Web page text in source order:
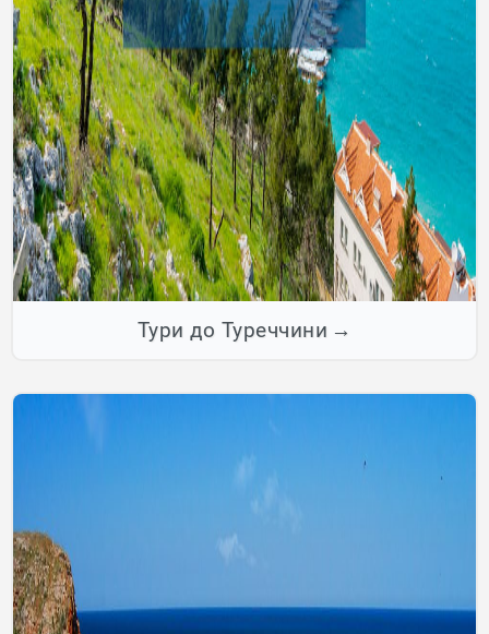
Тури до Туреччини